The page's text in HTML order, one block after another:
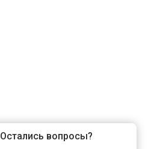
Остались вопросы?